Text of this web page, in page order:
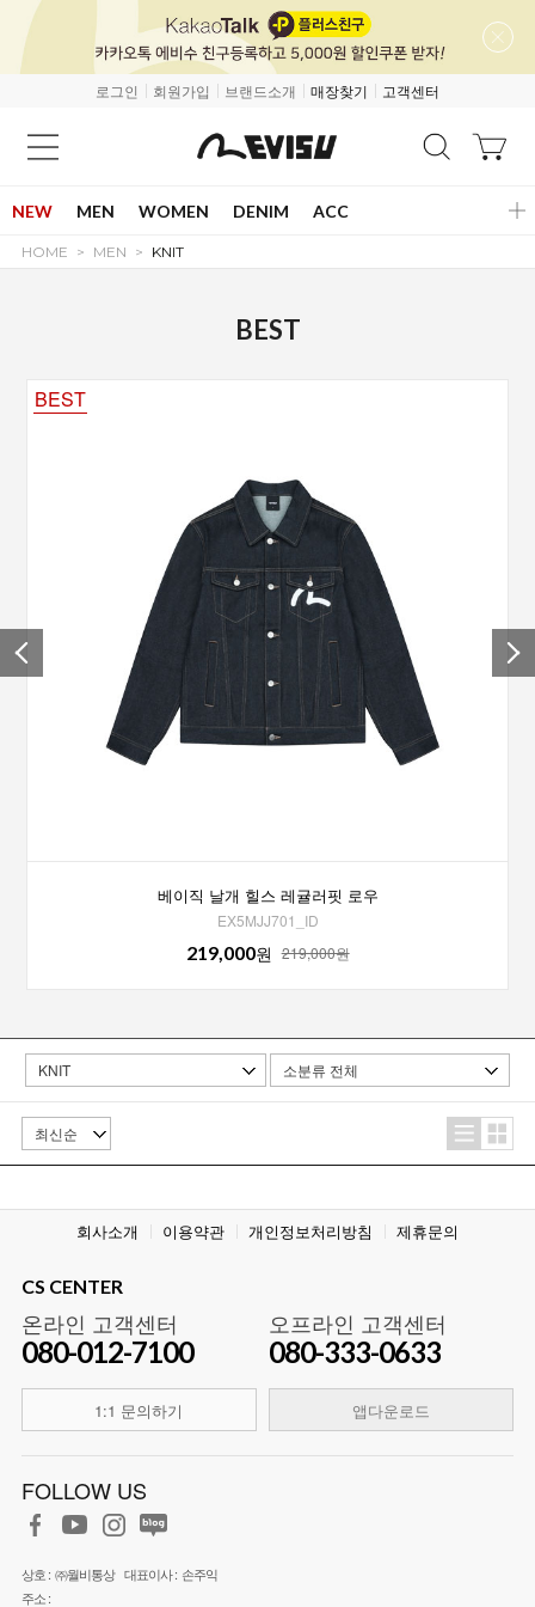
로그인 회원가입 브랜드소개 매장찾기 고객센터
NEW MEN WOMEN DENIM ACC
HOME MEN KNIT
BEST
BEST
베이직 날개 힐스 레귤러핏 로우
EX5MJJ701_ID
219,000원 219,000원
회사소개 이용약관 개인정보처리방침 제휴문의
CS CENTER
온라인 고객센터
080-012-7100
1:1 문의하기
오프라인 고객센터
080-333-0633
앱다운로드
FOLLOW US
상호 : ㈜월비통상 대표이사 : 손주익
주소 :